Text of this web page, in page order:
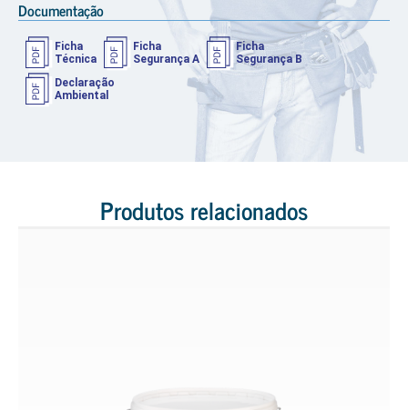
Documentação
Ficha
Técnica
Ficha
Segurança A
Ficha
Segurança B
Declaração
Ambiental
Produtos relacionados